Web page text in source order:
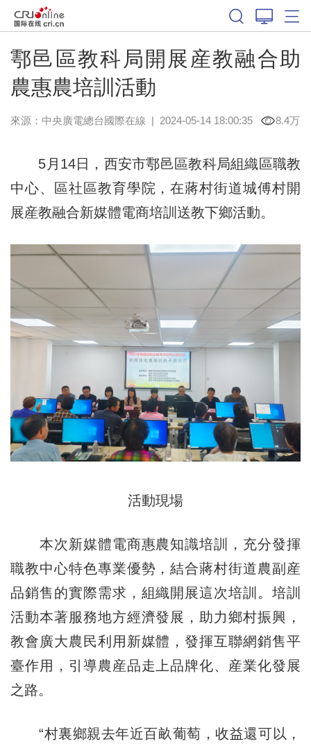
鄠邑區教科局開展産教融合助
農惠農培訓活動
來源：中央廣電總台國際在線 | 2024-05-14 18:00:35 8.4万
5月14日，西安市鄠邑區教科局組織區職教
中心、區社區教育學院，在蔣村街道城傅村開
展産教融合新媒體電商培訓送教下鄉活動。
活動現場
本次新媒體電商惠農知識培訓，充分發揮
職教中心特色專業優勢，結合蔣村街道農副産
品銷售的實際需求，組織開展這次培訓。培訓
活動本著服務地方經濟發展，助力鄉村振興，
教會廣大農民利用新媒體，發揮互聯網銷售平
臺作用，引導農産品走上品牌化、産業化發展
之路。
“村裏鄉親去年近百畝葡萄，收益還可以，